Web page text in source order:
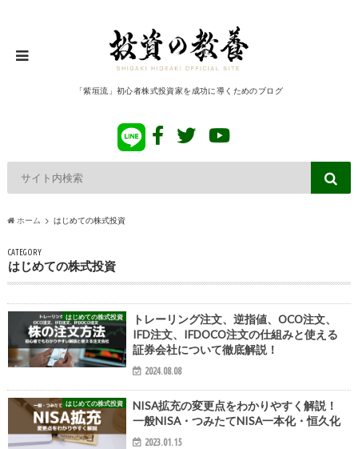
「紫垣流」初心者株式投資家を成功に導くためのブログ
ホーム はじめての株式投資
CATEGORY
はじめての株式投資
はじめての株式投資
トレーリング注文、逆指値、OCO注文、
IFD注文、IFDOCO注文の仕組みと使える
証券会社について徹底解説！
2024.08.08
はじめての株式投資
NISA拡充の変更点をわかりやすく解説！
一般NISA・つみたてNISA一本化・恒久化
2023.01.15